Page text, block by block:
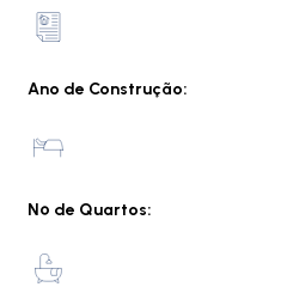
Ano de Construção:
Nº de Quartos: